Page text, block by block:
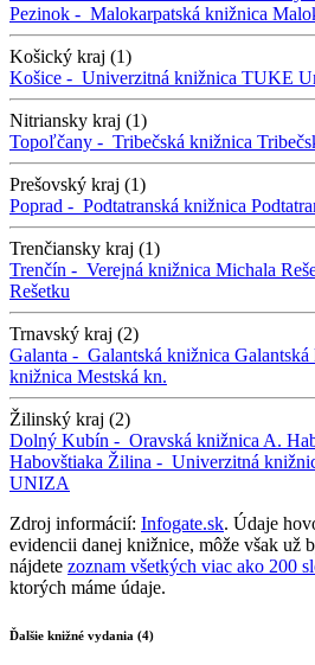
Pezinok - Malokarpatská knižnica
Košický kraj (1)
Košice - Univerzitná knižnica TUKE
Nitriansky kraj (1)
Topoľčany - Tribečská knižnica
Prešovský kraj (1)
Poprad - Podtatranská knižnica
Trenčiansky kraj (1)
Trenčín - Verejná knižnica Michala
Rešetku
Trnavský kraj (2)
Galanta - Galantská knižnica Galantská
knižnica Mestská kn.
Žilinský kraj (2)
Dolný Kubín - Oravská knižnica A.
Habovštiaka Žilina - Univerzitná
UNIZA
Zdroj informácií: Infogate.sk. Údaje
evidencii danej knižnice, môže však už
nájdete zoznam všetkých viac ako 200
ktorých máme údaje.
Ďalšie knižné vydania (4)